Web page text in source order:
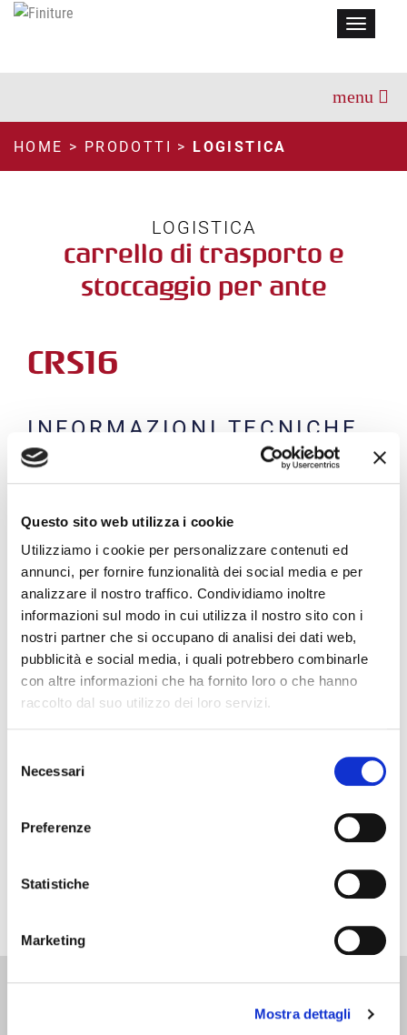
Questo sito web utilizza i cookie
Utilizziamo i cookie per personalizzare contenuti ed
annunci, per fornire funzionalità dei social media e per
analizzare il nostro traffico. Condividiamo inoltre
informazioni sul modo in cui utilizza il nostro sito con i
nostri partner che si occupano di analisi dei dati web,
pubblicità e social media, i quali potrebbero combinarle
con altre informazioni che ha fornito loro o che hanno
raccolto dal suo utilizzo dei loro servizi.
delNecessari
Preferenze
Statistiche
Marketing
Mostra dettagli
Menu
HOME > PRODOTTI > LOGISTICA
LOGISTICA
carrello di trasporto e
stoccaggio per ante
CRS16
INFORMAZIONI TECNICHE
Carrello dedicato allo stoccaggio e al trasporto delle
Base inclinata di 7°
N. 12 scomparti di c.ca 110 mm divisi da tubolari rivestiti
con tubo poliuretanico
N. 2 rastrelliere con tubi divisori lunghi 70 cm
N. 4 ruote girevoli di cui 2 con freno
Pannello alla base in MDF
DIMENSIONI
Larghezza: 1500 mm
Base carrello: 1500 x 700 mm
L'immagine è inserita a scopo illustrativo